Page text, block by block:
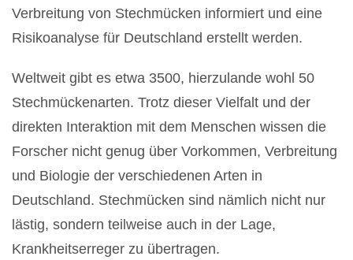
Verbreitung von Stechmücken informiert und eine
Risikoanalyse für Deutschland erstellt werden.
Weltweit gibt es etwa 3500, hierzulande wohl 50
Stechmückenarten. Trotz dieser Vielfalt und der
direkten Interaktion mit dem Menschen wissen die
Forscher nicht genug über Vorkommen, Verbreitung
und Biologie der verschiedenen Arten in
Deutschland. Stechmücken sind nämlich nicht nur
lästig, sondern teilweise auch in der Lage,
Krankheitserreger zu übertragen.